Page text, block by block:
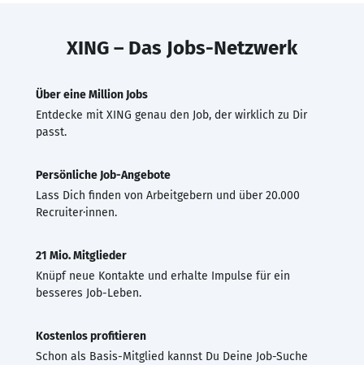
XING – Das Jobs-Netzwerk
Über eine Million Jobs
Entdecke mit XING genau den Job, der wirklich zu Dir
passt.
Persönliche Job-Angebote
Lass Dich finden von Arbeitgebern und über 20.000
Recruiter·innen.
21 Mio. Mitglieder
Knüpf neue Kontakte und erhalte Impulse für ein
besseres Job-Leben.
Kostenlos profitieren
Schon als Basis-Mitglied kannst Du Deine Job-Suche